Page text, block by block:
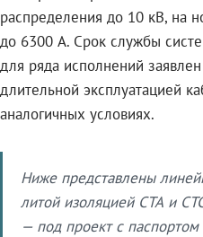
распределения до 10 кВ, на
до 6300 А. Срок службы
для ряда исполнений
длительной эксплуатацией
аналогичных условиях.
Ниже представлены
литой изоляцией СТА и
— под проект с паспортом